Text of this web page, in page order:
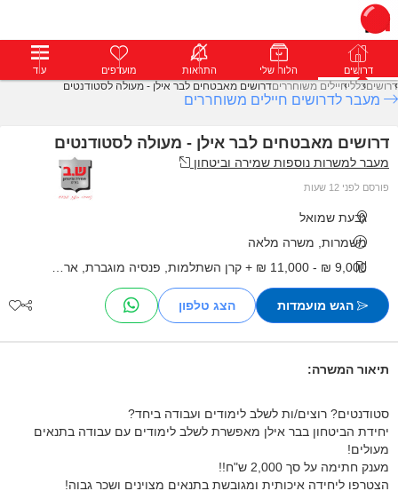
דרושים פרופילים הודעות פרימיום דרושים הלוח שלי התראות מועדפים עוד
דרושיםכלליחיילים משוחרריםדרושים מאבטחים לבר אילן - מעולה לסטודנטים
מעבר לדרושים חיילים משוחררים
דרושים מאבטחים לבר אילן - מעולה לסטודנטים
מעבר למשרות נוספות שמירה וביטחון
פורסם לפני 12 שעות
גבעת שמואל
משמרות, משרה מלאה
9,000 ₪ - 11,000 ₪ + קרן השתלמות, פנסיה מוגברת, ארוחות, החזרי נסיעות, בונוסים, מענקים
הגש מועמדות
תיאור המשרה:
סטודנטים? רוצים/ות לשלב לימודים ועבודה ביחד?
יחידת הביטחון בבר אילן מאפשרת לשלב לימודים עם עבודה בתנאים
מעולים!
מענק חתימה על סך 2,000 ש"ח!!
הצטרפו ליחידה איכותית ומגובשת בתנאים מצוינים ושכר גבוה!